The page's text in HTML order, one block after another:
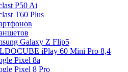
P50 Ai
T60 Plus
Galaxy Z Flip5
iPlay 60 Mini Pro 8,4
Pixel 8a
Pixel 8 Pro